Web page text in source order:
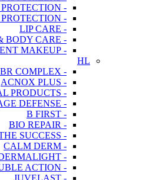
- UV PROTECTION
- TINTED UV PROTECTION
- LIP CARE
- HAND & BODY CARE
- TREATMENT MAKEUP
HL
- ABR COMPLEX
- ACNOX PLUS
- ADDITIONAL PRODUCTS
- AGE DEFENSE
- B FIRST
- BIO REPAIR
- C THE SUCCESS
- CALM DERM
- DERMALIGHT
- DOUBLE ACTION
- JUVELAST